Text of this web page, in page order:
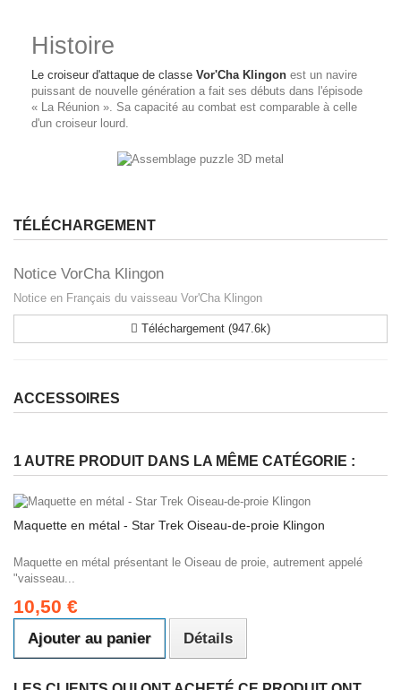
Histoire
Le croiseur d'attaque de classe Vor'Cha Klingon est un navire
puissant de nouvelle génération a fait ses débuts dans l'épisode
« La Réunion ». Sa capacité au combat est comparable à celle
d'un croiseur lourd.
TÉLÉCHARGEMENT
Notice VorCha Klingon
Notice en Français du vaisseau Vor'Cha Klingon
Téléchargement (947.6k)
ACCESSOIRES
1 AUTRE PRODUIT DANS LA MÊME CATÉGORIE :
Maquette en métal - Star Trek Oiseau-de-proie Klingon
Maquette en métal présentant le Oiseau de proie, autrement appelé
"vaisseau...
10,50 €
Ajouter au panier Détails